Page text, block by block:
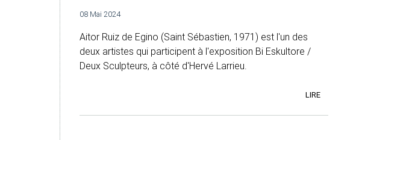
08 Mai 2024
Aitor Ruiz de Egino (Saint Sébastien, 1971) est l'un des
deux artistes qui participent à l'exposition Bi Eskultore /
Deux Sculpteurs, à côté d'Hervé Larrieu.
LIRE